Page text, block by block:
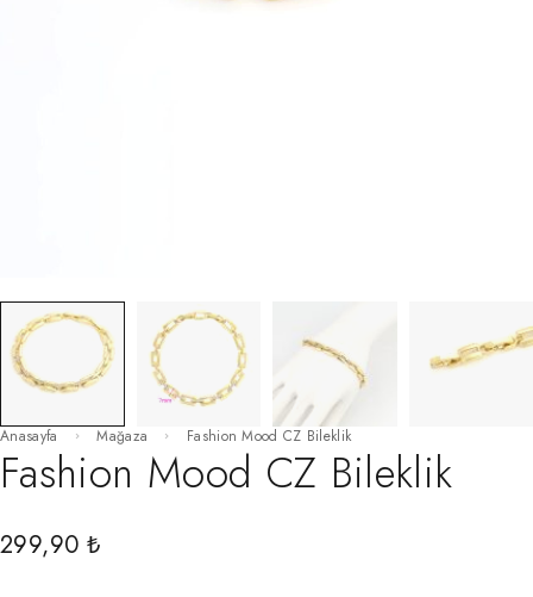
Anasayfa Mağaza Fashion Mood CZ Bileklik
Fashion Mood CZ Bileklik
299,90 ₺